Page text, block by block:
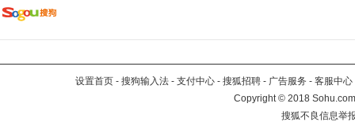
设置首页 - 搜狗输入法 - 支付中心 - 搜狐招聘 - 广告服务 - 客服中心
Copyright©2018
搜狐不良信息举